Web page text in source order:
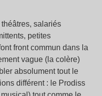
salariés
petites
front commun dans la
vague (la colère)
absolument tout le
différent : le Prodiss